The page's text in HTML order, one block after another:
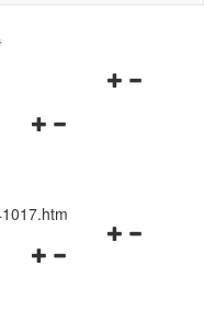
Navigationsmenü
Navigationsmenü